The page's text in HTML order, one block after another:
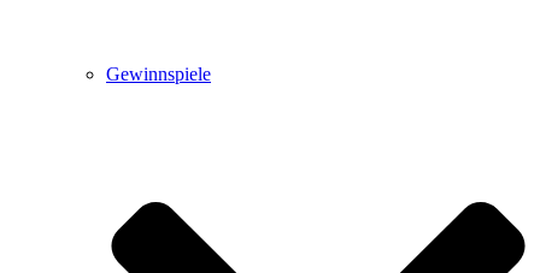
Gewinnspiele